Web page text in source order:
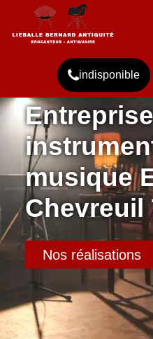
indisponible
musique
Chevreuil
Nos réalisations